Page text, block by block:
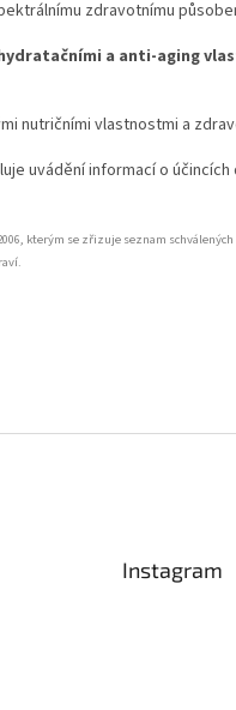
zdravotnímu
a anti-aging
nutričními vlastnostmi a
uvádění informací o
kterým se zřizuje seznam
Instagram